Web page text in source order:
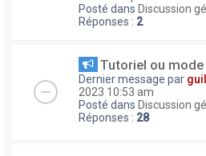
Posté dans Discussion
Réponses : 2
Tutoriel ou
Dernier message par
2023 10:53 am
Posté dans Discussion
Réponses : 28